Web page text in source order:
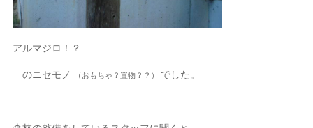
アルマジロ！？
のニセモノ （おもちゃ？置物？？） でした。